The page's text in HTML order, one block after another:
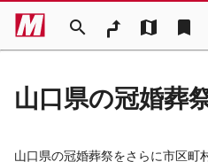
search map bookmark
山口県の冠婚葬
山口県の冠婚葬祭をさらに市区町